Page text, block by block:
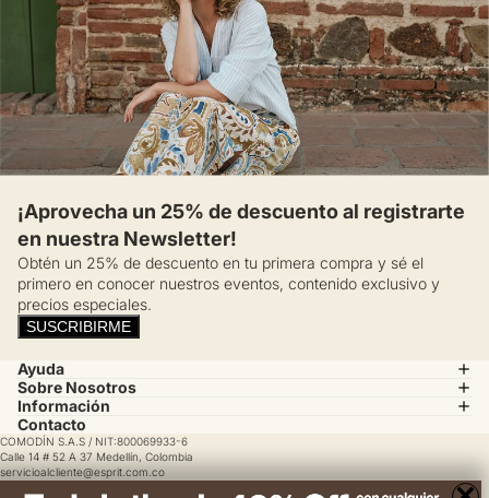
¡Aprovecha un 25% de descuento al registrarte
en nuestra Newsletter!
Obtén un 25% de descuento en tu primera compra y sé el
primero en conocer nuestros eventos, contenido exclusivo y
precios especiales.
SUSCRIBIRME
Ayuda
Sobre Nosotros
Información
Contacto
COMODÍN S.A.S / NIT:800069933-6
Calle 14 # 52 A 37 Medellín, Colombia
servicioalcliente@esprit.com.co